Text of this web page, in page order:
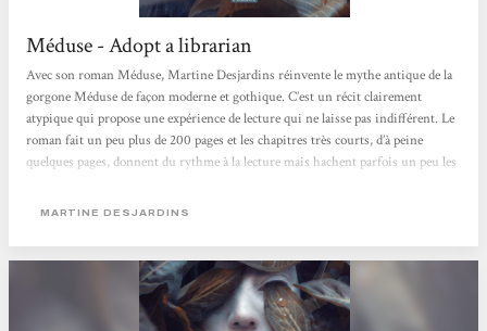
Méduse - Adopt a librarian
Avec son roman Méduse, Martine Desjardins réinvente le mythe antique de la
gorgone Méduse de façon moderne et gothique. C’est un récit clairement
atypique qui propose une expérience de lecture qui ne laisse pas indifférent. Le
roman fait un peu plus de 200 pages et les chapitres très courts, d’à peine
quelques pages, donnent du rythme à la lecture mais hachent parfois un peu les
soutenue avec une recherche très poussée dans le vocabulaire et l’utilisation de
MARTINE DESJARDINS